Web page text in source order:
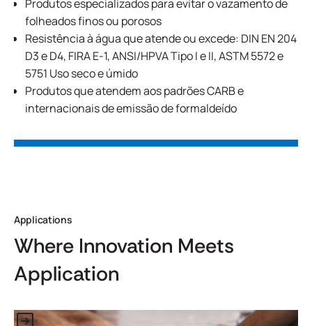
Produtos especializados para evitar o vazamento de
folheados finos ou porosos
Resistência à água que atende ou excede: DIN EN 204
D3 e D4, FIRA E-1, ANSI/HPVA Tipo I e II, ASTM 5572 e
5751 Uso seco e úmido
Produtos que atendem aos padrões CARB e
internacionais de emissão de formaldeído
Applications
Where Innovation Meets
Application
Link to Application